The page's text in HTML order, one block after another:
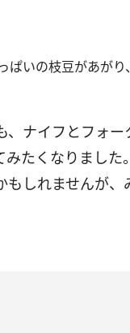
ぱいの枝豆があが
、ナイフとフォ
みたくなりまし
もしれませんが